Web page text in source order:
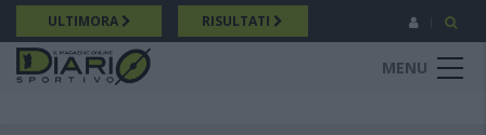
Salta
al
contenuto
principale
ULTIMORA RISULTATI
MENU